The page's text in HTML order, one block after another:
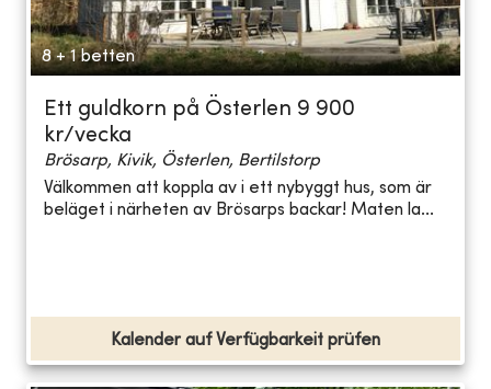
8 + 1 betten
Ett guldkorn på Österlen 9 900
kr/vecka
Brösarp, Kivik, Österlen, Bertilstorp
Välkommen att koppla av i ett nybyggt hus, som är
beläget i närheten av Brösarps backar! Maten la...
Kalender auf Verfügbarkeit prüfen